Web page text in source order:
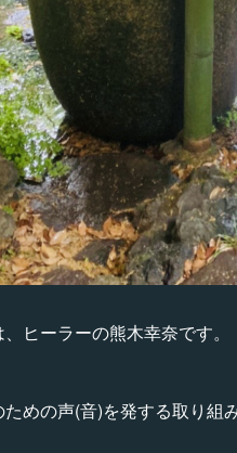
ヒーラーの熊木幸奈です。
めの声(音)を発する取り組